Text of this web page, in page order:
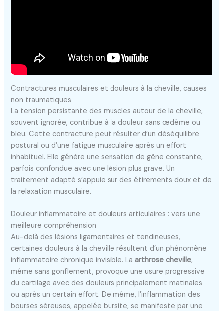
Contractures musculaires et douleurs à la cheville, causes
non traumatiques
La tension persistante des muscles autour de la cheville,
souvent ignorée, contribue à la douleur sans œdème ou
bleu. Cette contracture peut résulter d’un déséquilibre
postural ou d’une fatigue musculaire après un effort
inhabituel. Elle génère une sensation de gêne constante,
parfois confondue avec une lésion plus grave. Un
traitement adapté s’appuie sur des étirements doux et de
la relaxation musculaire.
Douleur inflammatoire et douleurs articulaires : vers une
meilleure compréhension
Au-delà des lésions ligamentaires et tendineuses,
certaines douleurs à la cheville résultent d’un phénomène
inflammatoire chronique invisible. La arthrose cheville,
même sans gonflement, provoque une usure progressive
du cartilage avec des douleurs principalement matinales
ou après un certain effort. De même, l’inflammation des
bourses séreuses, appelée bursite, se manifeste par une